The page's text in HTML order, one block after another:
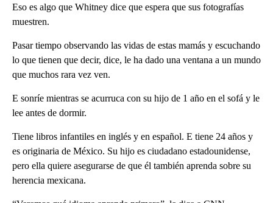
Eso es algo que Whitney dice que espera que sus fotografías
muestren.
Pasar tiempo observando las vidas de estas mamás y escuchando
lo que tienen que decir, dice, le ha dado una ventana a un mundo
que muchos rara vez ven.
E sonríe mientras se acurruca con su hijo de 1 año en el sofá y le
lee antes de dormir.
Tiene libros infantiles en inglés y en español. E tiene 24 años y
es originaria de México. Su hijo es ciudadano estadounidense,
pero ella quiere asegurarse de que él también aprenda sobre su
herencia mexicana.